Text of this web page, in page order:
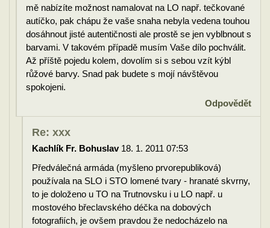
mě nabízíte možnost namalovat na LO např. tečkované
autíčko, pak chápu že vaše snaha nebyla vedena touhou
dosáhnout jisté autentičnosti ale prostě se jen vyblbnout s
barvami. V takovém případě musím Vaše dílo pochválit.
Až příště pojedu kolem, dovolím si s sebou vzít kýbl
růžové barvy. Snad pak budete s mojí návštěvou
spokojeni.
Odpovědět
Re: xxx
Kachlík Fr. Bohuslav18. 1. 2011 07:53
Předválečná armáda (myšleno prvorepubliková)
používala na SLO i STO lomené tvary - hranaté skvrny,
to je doloženo u TO na Trutnovsku i u LO např. u
mostového břeclavského déčka na dobových
fotografiích, je ovšem pravdou že nedocházelo na